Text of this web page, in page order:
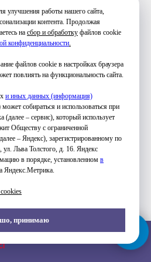
улучшения работы нашего сайта,
контента. Продолжая
на сбор и обработку файлов cookie
конфиденциальности.
файлов cookie в настройках браузера
повлиять на функциональность сайта.
и иных данных (информация)
может собираться и использоваться при
– сервис), который использует
Обществу с ограниченной
– Яндекс), зарегистрированному по
Льва Толстого, д. 16. Яндекс
в порядке, установленном в
а Яндекс.Метрика.
принимаю
и уточнения
и стоимости